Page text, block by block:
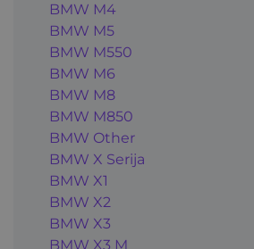
BMW M4
BMW M5
BMW M550
BMW M6
BMW M8
BMW M850
BMW Other
BMW X Serija
BMW X1
BMW X2
BMW X3
BMW X3 M